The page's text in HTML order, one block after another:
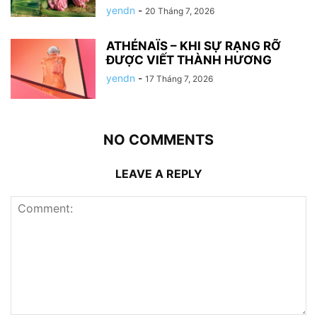
yendn - 20 Tháng 7, 2026
ATHÉNAÏS – KHI SỰ RẠNG RỠ
ĐƯỢC VIẾT THÀNH HƯƠNG
yendn - 17 Tháng 7, 2026
NO COMMENTS
LEAVE A REPLY